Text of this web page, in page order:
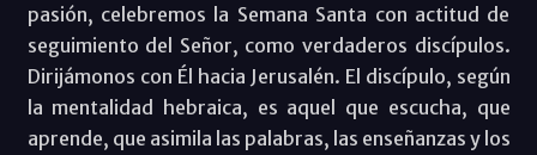
pasión, celebremos la Semana Santa con actitud de
seguimiento del Señor, como verdaderos discípulos.
Dirijámonos con Él hacia Jerusalén. El discípulo, según
la mentalidad hebraica, es aquel que escucha, que
aprende, que asimila las palabras, las enseñanzas y los